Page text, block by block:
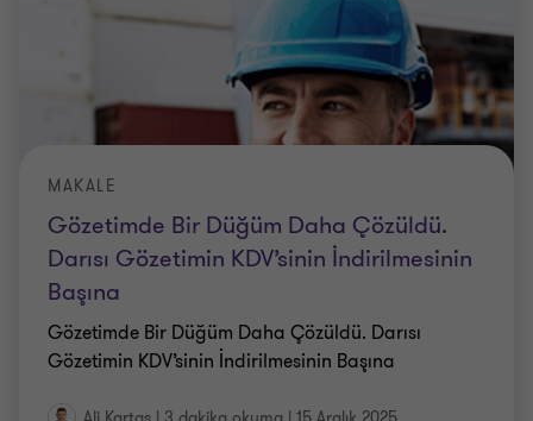
Gözetimde Bir Düğüm Daha Çözüldü.
Darısı Gözetimin KDV’sinin İndirilmesinin
Başına
MAKALE
Gözetimde Bir Düğüm Daha Çözüldü. Darısı
Gözetimin KDV’sinin İndirilmesinin Başına